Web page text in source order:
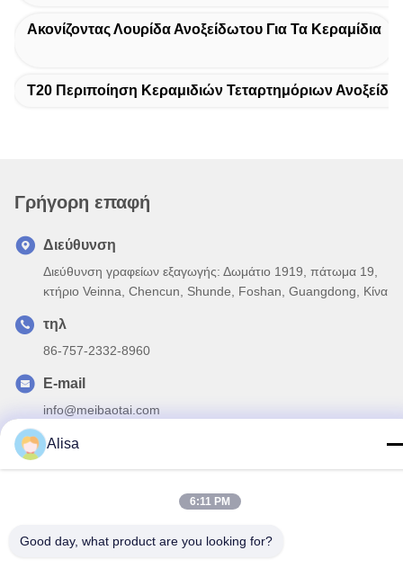
Ακονίζοντας Λουρίδα Ανοξείδωτου Για Τα Κεραμίδια
T20 Περιποίηση Κεραμιδιών Τεταρτημόριων
Γρήγορη επαφή
Διεύθυνση
Διεύθυνση γραφείων εξαγωγής: Δωμάτιο 1919, πάτωμα 19,
κτήριο Veinna, Chencun, Shunde, Foshan, Guangdong, Κίνα
τηλ
86-757-2332-8960
E-mail
info@meibaotai.com
|Sitemap| Κίνα Καλό Ποιότητα
2026 Foshan Meibaotai Stainless Steel Products Co., Ltd. Όλα.
Alisa
6:11 PM
Good day, what product are you looking for?